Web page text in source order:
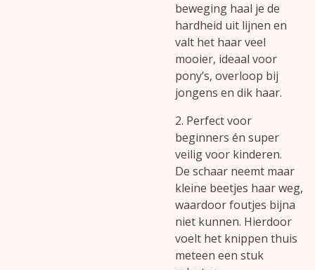
beweging haal je de
hardheid uit lijnen en
valt het haar veel
mooier, ideaal voor
pony’s, overloop bij
jongens en dik haar.
2. Perfect voor
beginners én super
veilig voor kinderen.
De schaar neemt maar
kleine beetjes haar weg,
waardoor foutjes bijna
niet kunnen. Hierdoor
voelt het knippen thuis
meteen een stuk